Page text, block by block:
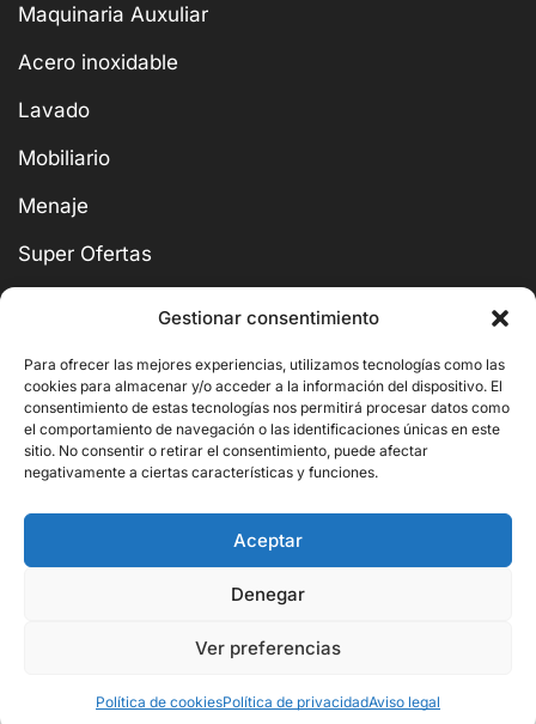
Gestionar consentimiento
Para ofrecer las mejores experiencias, utilizamos tecnologías como las
cookies para almacenar y/o acceder a la información del dispositivo. El
consentimiento de estas tecnologías nos permitirá procesar datos como
el comportamiento de navegación o las identificaciones únicas en este
sitio. No consentir o retirar el consentimiento, puede afectar
negativamente a ciertas características y funciones.
Aceptar
Denegar
Ver preferencias
Política de cookiesPolítica de privacidadAviso legal
3.025,70€
Maquinaria Auxuliar
Acero inoxidable
Lavado
Mobiliario
Menaje
Super Ofertas
BUSCAR
Copyright © 2026 Ornito Hostelería